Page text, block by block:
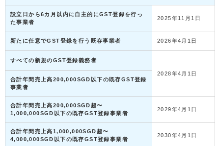
設立日から6カ月以内に自主的にGST登録を行っ
た事業者
2025年11月1日
新たに任意でGST登録を行う既存事業者 2026年4月1日
すべての新規のGST登録義務者
2028年4月1日
合計年間売上高200,000SGD以下の既存GST登録
事業者
合計年間売上高200,000SGD超〜
1,000,000SGD以下の既存GST登録事業者
2029年4月1日
合計年間売上高1,000,000SGD超〜
4,000,000SGD以下の既存GST登録事業者
2030年4月1日